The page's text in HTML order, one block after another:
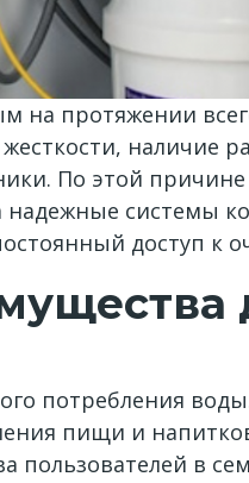
на протяжении
наличие
По этой
надежные системы
доступ к
потребления
пищи и
пользователей в